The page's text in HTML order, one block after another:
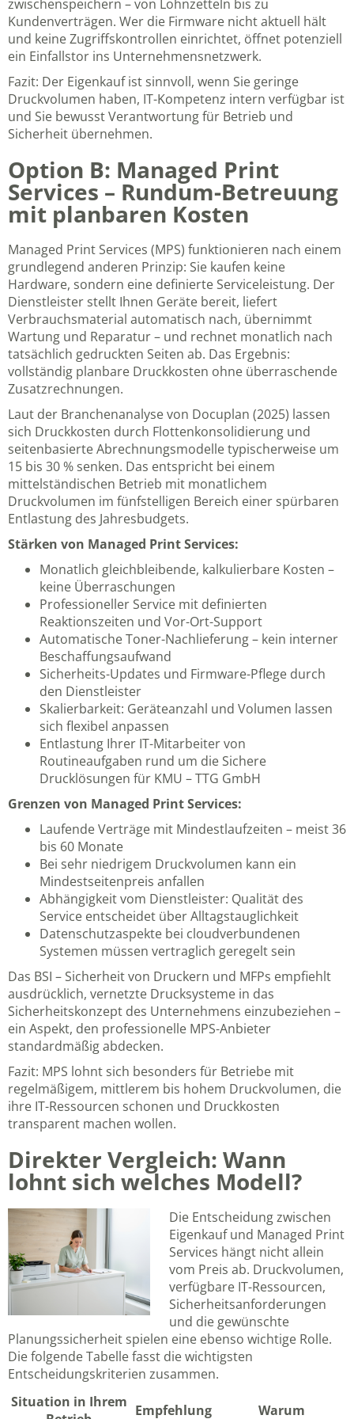
zwischenspeichern – von Lohnzetteln bis zu
Kundenverträgen. Wer die Firmware nicht aktuell hält
und keine Zugriffskontrollen einrichtet, öffnet potenziell
ein Einfallstor ins Unternehmensnetzwerk.
Fazit: Der Eigenkauf ist sinnvoll, wenn Sie geringe
Druckvolumen haben, IT-Kompetenz intern verfügbar ist
und Sie bewusst Verantwortung für Betrieb und
Sicherheit übernehmen.
Option B: Managed Print
Services – Rundum-Betreuung
mit planbaren Kosten
Managed Print Services (MPS) funktionieren nach einem
grundlegend anderen Prinzip: Sie kaufen keine
Hardware, sondern eine definierte Serviceleistung. Der
Dienstleister stellt Ihnen Geräte bereit, liefert
Verbrauchsmaterial automatisch nach, übernimmt
Wartung und Reparatur – und rechnet monatlich nach
tatsächlich gedruckten Seiten ab. Das Ergebnis:
vollständig planbare Druckkosten ohne überraschende
Zusatzrechnungen.
Laut der Branchenanalyse von Docuplan (2025) lassen
sich Druckkosten durch Flottenkonsolidierung und
seitenbasierte Abrechnungsmodelle typischerweise um
15 bis 30 % senken. Das entspricht bei einem
mittelständischen Betrieb mit monatlichem
Druckvolumen im fünfstelligen Bereich einer spürbaren
Entlastung des Jahresbudgets.
Stärken von Managed Print Services:
Monatlich gleichbleibende, kalkulierbare Kosten –
keine Überraschungen
Professioneller Service mit definierten
Reaktionszeiten und Vor-Ort-Support
Automatische Toner-Nachlieferung – kein interner
Beschaffungsaufwand
Sicherheits-Updates und Firmware-Pflege durch
den Dienstleister
Skalierbarkeit: Geräteanzahl und Volumen lassen
sich flexibel anpassen
Entlastung Ihrer IT-Mitarbeiter von
Routineaufgaben rund um die Sichere
Drucklösungen für KMU – TTG GmbH
Grenzen von Managed Print Services:
Laufende Verträge mit Mindestlaufzeiten – meist 36
bis 60 Monate
Bei sehr niedrigem Druckvolumen kann ein
Mindestseitenpreis anfallen
Abhängigkeit vom Dienstleister: Qualität des
Service entscheidet über Alltagstauglichkeit
Datenschutzaspekte bei cloudverbundenen
Systemen müssen vertraglich geregelt sein
Das BSI – Sicherheit von Druckern und MFPs empfiehlt
ausdrücklich, vernetzte Drucksysteme in das
Sicherheitskonzept des Unternehmens einzubeziehen –
ein Aspekt, den professionelle MPS-Anbieter
standardmäßig abdecken.
Fazit: MPS lohnt sich besonders für Betriebe mit
regelmäßigem, mittlerem bis hohem Druckvolumen, die
ihre IT-Ressourcen schonen und Druckkosten
transparent machen wollen.
Direkter Vergleich: Wann
lohnt sich welches Modell?
Die Entscheidung zwischen
Eigenkauf und Managed Print
Services hängt nicht allein
vom Preis ab. Druckvolumen,
verfügbare IT-Ressourcen,
Sicherheitsanforderungen
und die gewünschte
Planungssicherheit spielen eine ebenso wichtige Rolle.
Die folgende Tabelle fasst die wichtigsten
Entscheidungskriterien zusammen.
Situation in Ihrem Empfehlung Warum